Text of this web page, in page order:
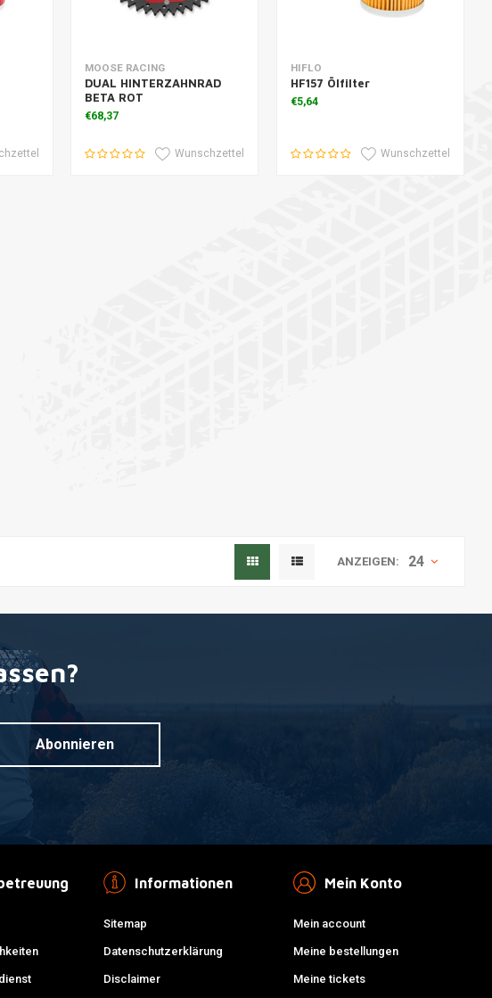
Zum Warenkorb hinzufügen
MOOSE RACING
DUAL HINTERZAHNRAD
BETA ROT
€68,37
Wunschzettel
Zum Warenkorb hinzufügen
HIFLO
HF157 Ölfilter
€5,64
Wunschzettel
ANZEIGEN: 24
Abonnieren
Informationen
Sitemap
Datenschutzerklärung
Disclaimer
Mein Konto
Mein account
Meine bestellungen
Meine tickets